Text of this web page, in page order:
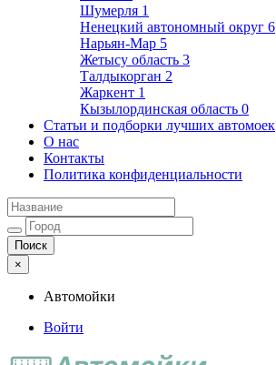
Шумерля 1
Ненецкий автономный округ 6
Нарьян-Мар 5
Жетысу область 3
Талдыкорган 2
Жаркент 1
Кызылординская область 0
Статьи и подборки лучших автомоек
О нас
Контакты
Политика конфиденциальности
×
Автомойки
Войти